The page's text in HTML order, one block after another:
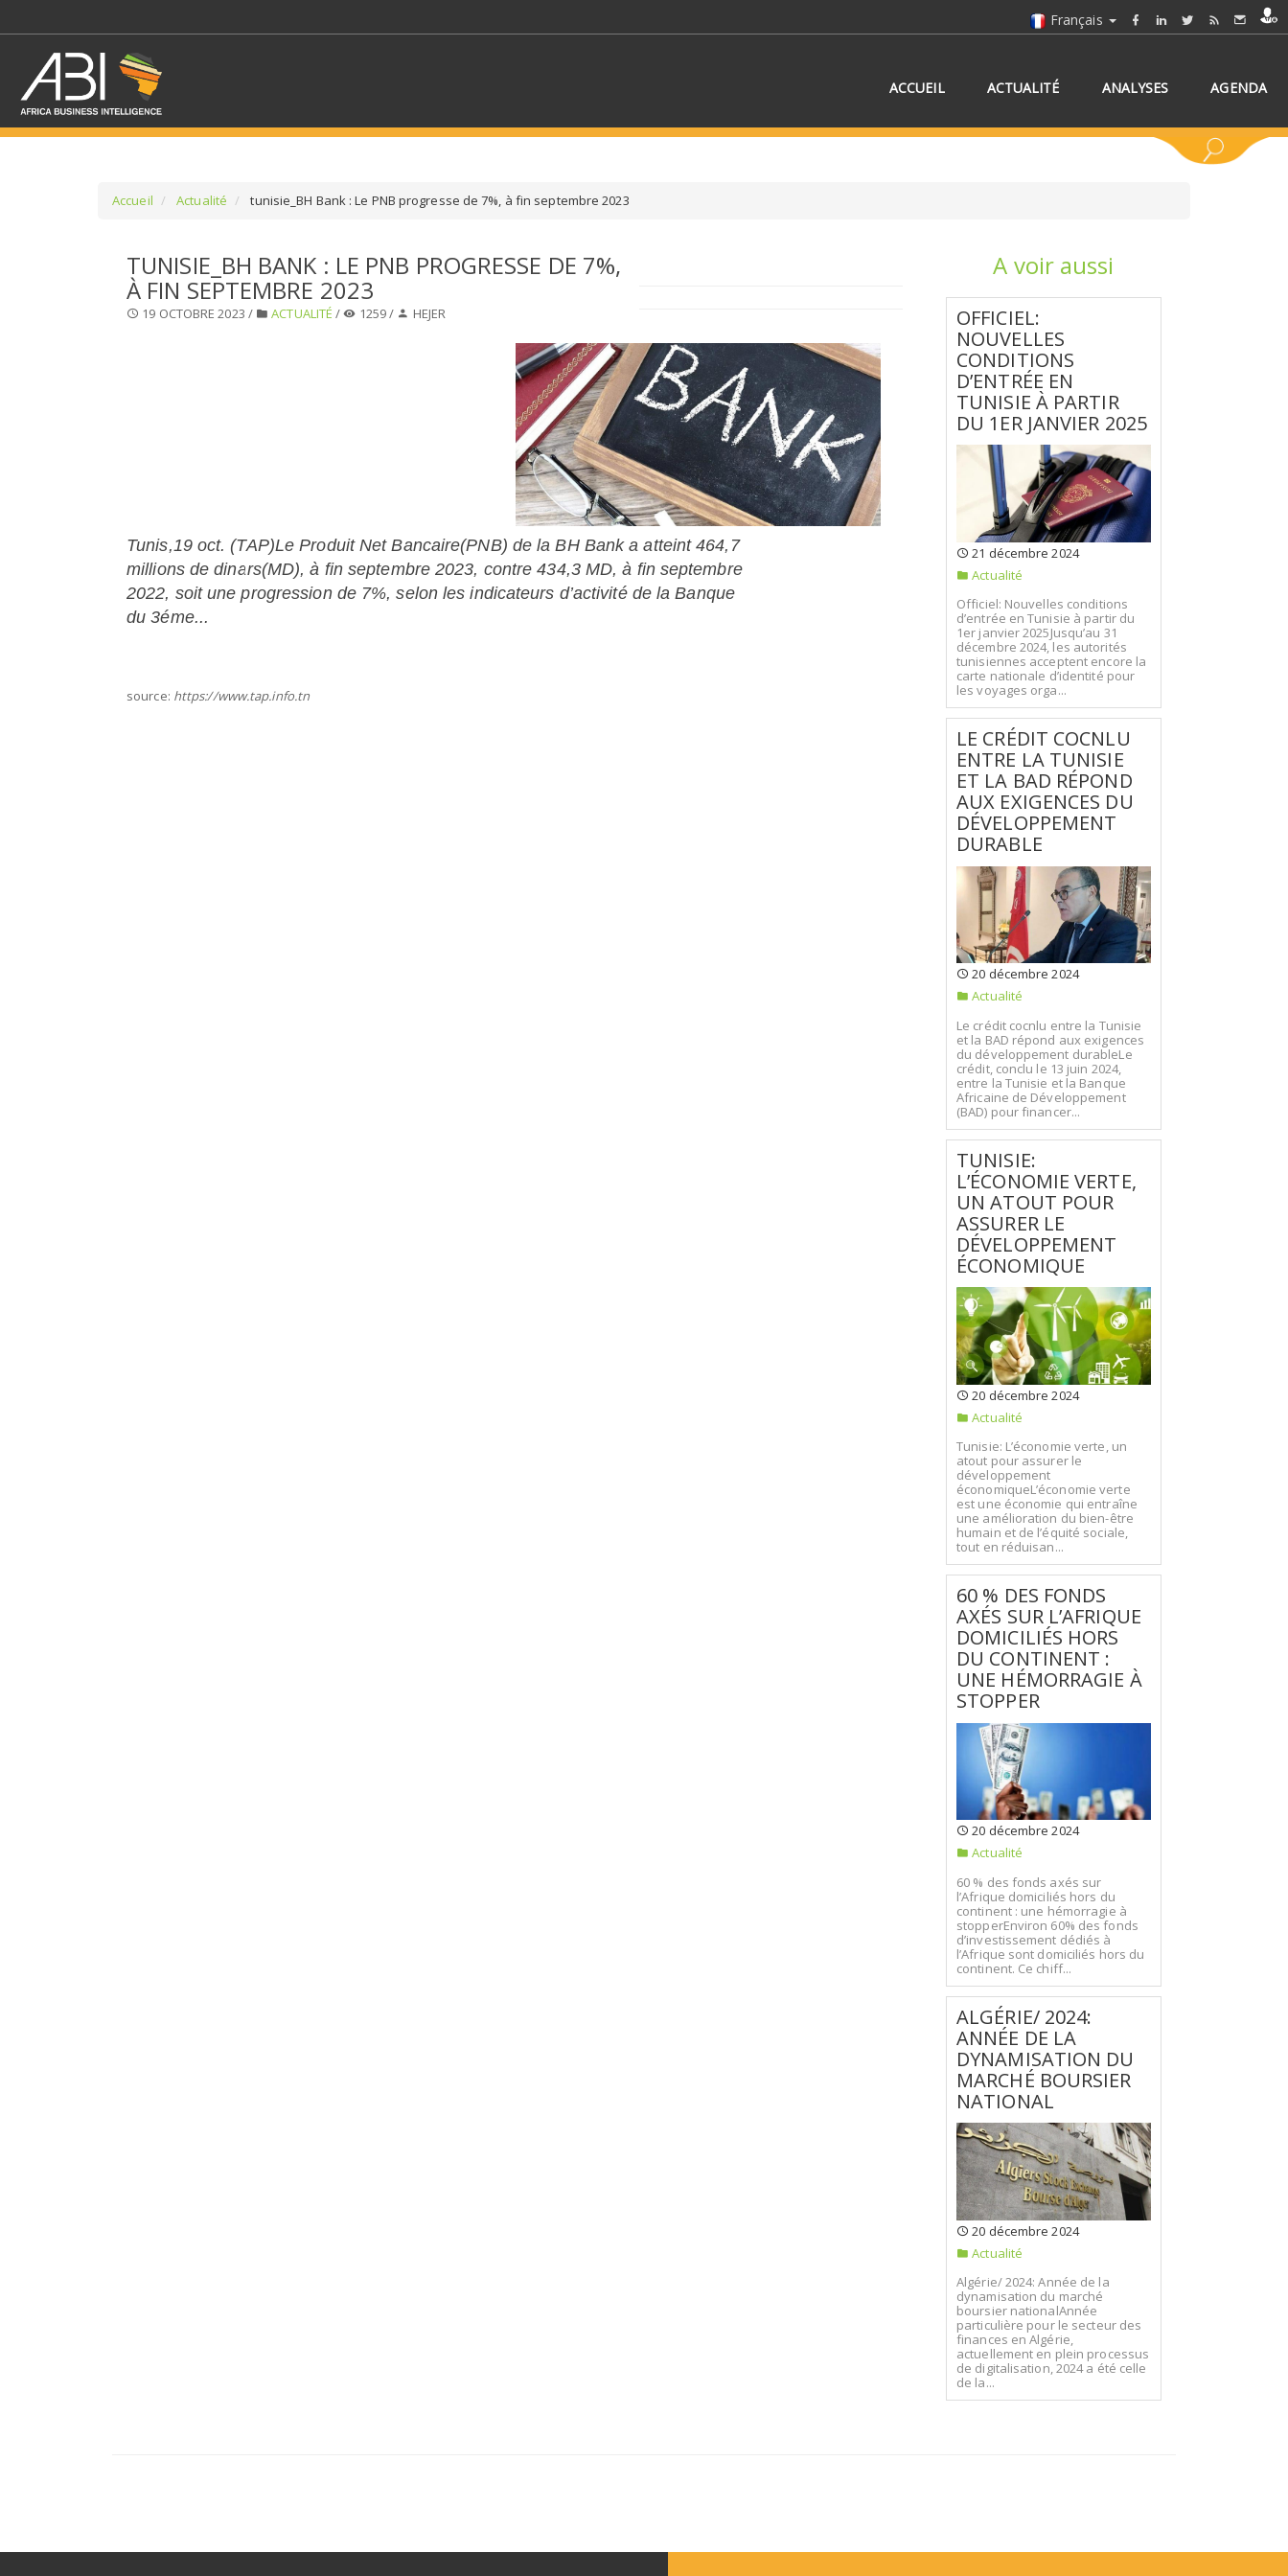
Français
ACCUEIL ACTUALITÉ ANALYSES AGENDA
SELECTIONNEZ UNE SECTION SÉLECTIONNEZ UN/DES PAYS
Accueil Actualité tunisie_BH Bank : Le PNB progresse de 7%, à fin septembre 2023
TUNISIE_BH BANK : LE PNB PROGRESSE DE 7%,
À FIN SEPTEMBRE 2023
19 OCTOBRE 2023 / ACTUALITÉ / 1259 / HEJER
Tunis,19 oct. (TAP)Le Produit Net Bancaire(PNB) de la BH Bank a atteint 464,7
millions de dinars(MD), à fin septembre 2023, contre 434,3 MD, à fin septembre
2022, soit une progression de 7%, selon les indicateurs d’activité de la Banque
du 3éme...
source: https://www.tap.info.tn
A voir aussi
OFFICIEL:
NOUVELLES
CONDITIONS
D’ENTRÉE EN
TUNISIE À PARTIR
DU 1ER JANVIER 2025
21 décembre 2024
Actualité
Officiel: Nouvelles conditions
d’entrée en Tunisie à partir du
1er janvier 2025Jusqu’au 31
décembre 2024, les autorités
tunisiennes acceptent encore la
carte nationale d’identité pour
les voyages orga...
LE CRÉDIT COCNLU
ENTRE LA TUNISIE
ET LA BAD RÉPOND
AUX EXIGENCES DU
DÉVELOPPEMENT
DURABLE
20 décembre 2024
Actualité
Le crédit cocnlu entre la Tunisie
et la BAD répond aux exigences
du développement durableLe
crédit, conclu le 13 juin 2024,
entre la Tunisie et la Banque
Africaine de Développement
(BAD) pour financer...
TUNISIE:
L’ÉCONOMIE VERTE,
UN ATOUT POUR
ASSURER LE
DÉVELOPPEMENT
ÉCONOMIQUE
20 décembre 2024
Actualité
Tunisie: L’économie verte, un
atout pour assurer le
développement
économiqueL’économie verte
est une économie qui entraîne
une amélioration du bien-être
humain et de l’équité sociale,
tout en réduisan...
60 % DES FONDS
AXÉS SUR L’AFRIQUE
DOMICILIÉS HORS
DU CONTINENT :
UNE HÉMORRAGIE À
STOPPER
20 décembre 2024
Actualité
60 % des fonds axés sur
l’Afrique domiciliés hors du
continent : une hémorragie à
stopperEnviron 60% des fonds
d’investissement dédiés à
l’Afrique sont domiciliés hors du
continent. Ce chiff...
ALGÉRIE/ 2024:
ANNÉE DE LA
DYNAMISATION DU
MARCHÉ BOURSIER
NATIONAL
20 décembre 2024
Actualité
Algérie/ 2024: Année de la
dynamisation du marché
boursier nationalAnnée
particulière pour le secteur des
finances en Algérie,
actuellement en plein processus
de digitalisation, 2024 a été celle
de la...